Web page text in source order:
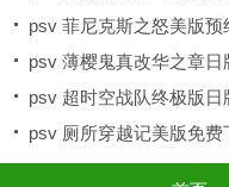
psv 菲尼克斯之怒美版预
psv 薄樱鬼真改华之章日
psv 超时空战队终极版日
psv 厕所穿越记美版免费